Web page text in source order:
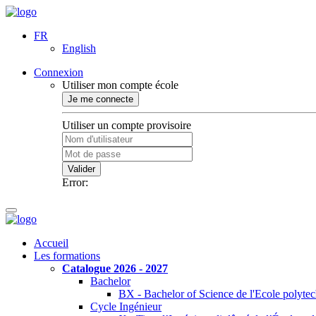
FR
English
Connexion
Utiliser mon compte école
Je me connecte
Utiliser un compte provisoire
Valider
Error:
Accueil
Les formations
Catalogue 2026 - 2027
Bachelor
BX - Bachelor of Science de l'Ecole
Cycle Ingénieur